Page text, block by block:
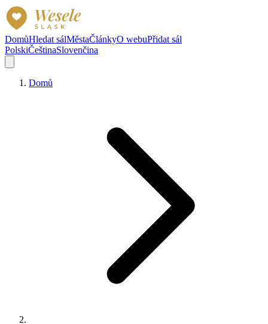
DomůHledat sálMěstaČlánkyO webuPřidat sál
PolskiČeštinaSlovenčina
Domů